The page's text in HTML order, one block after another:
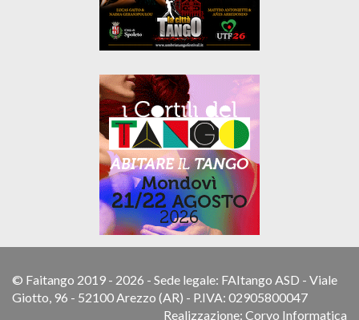
© Faitango 2019 - 2026 - Sede legale: FAItango ASD - Viale
Giotto, 96 - 52100 Arezzo (AR) - P.IVA: 02905800047
Realizzazione: Corvo Informatica